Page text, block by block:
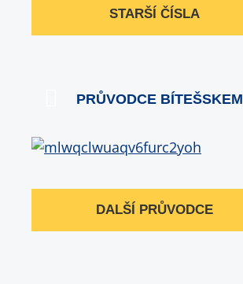
STARŠÍ ČÍSLA
PRŮVODCE BÍTEŠSKEM
DALŠÍ PRŮVODCE